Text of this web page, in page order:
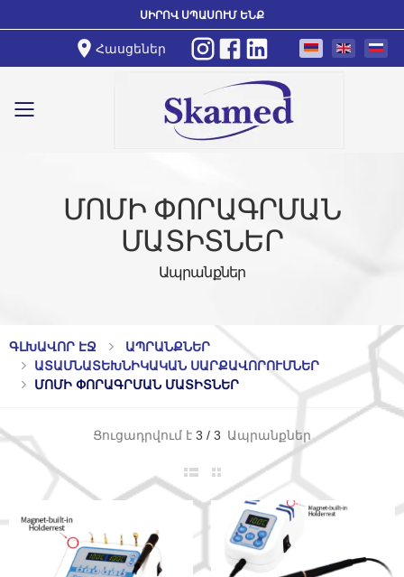
ՍԻՐՈՎ ՍՊԱՍՈՒՄ ԵՆՔ
Հասցեներ
Toggle mobile menu
ՄՈՄԻ ՓՈՐԱԳՐՄԱՆ
ՄԱՏԻՏՆԵՐ
Ապրանքներ
ԳԼԽԱՎՈՐ ԷՋ
ԱՊՐԱՆՔՆԵՐ
ԱՏԱՄՆԱՏԵԽՆԻԿԱԿԱՆ ՍԱՐՔԱՎՈՐՈՒՄՆԵՐ
ՄՈՄԻ ՓՈՐԱԳՐՄԱՆ ՄԱՏԻՏՆԵՐ
Ցուցադրվում է 3 / 3 Ապրանքներ